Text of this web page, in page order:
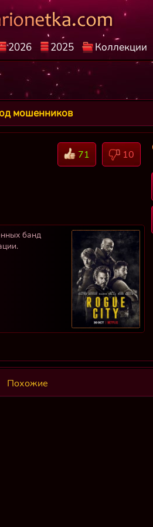
2026 2025 Коллекции
мошенников
71 10
банд
Похожие